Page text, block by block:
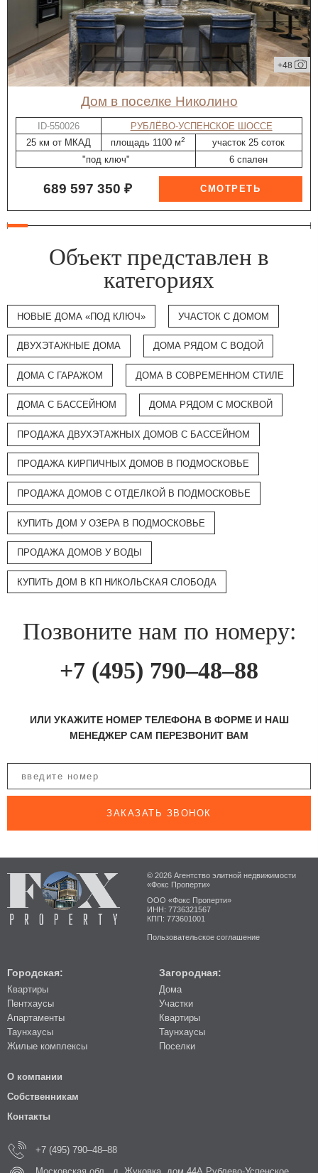
+48
дом в поселке Николино
ID-550026
РУБЛЁВО-УСПЕНСКОЕ ШОССЕ
25 км от МКАД
площадь 1100 м2
участок 25 соток
"под ключ"
6 спален
689 597 350 ₽
Объект представлен в
категориях
НОВЫЕ ДОМА «ПОД КЛЮЧ» УЧАСТОК С ДОМОМ
ДВУХЭТАЖНЫЕ ДОМА ДОМА РЯДОМ С ВОДОЙ
ДОМА С ГАРАЖОМ ДОМА В СОВРЕМЕННОМ СТИЛЕ
ДОМА С БАССЕЙНОМ ДОМА РЯДОМ С МОСКВОЙ
ПРОДАЖА ДВУХЭТАЖНЫХ ДОМОВ С БАССЕЙНОМ
ПРОДАЖА КИРПИЧНЫХ ДОМОВ В ПОДМОСКОВЬЕ
ПРОДАЖА ДОМОВ С ОТДЕЛКОЙ В ПОДМОСКОВЬЕ
КУПИТЬ ДОМ У ОЗЕРА В ПОДМОСКОВЬЕ
ПРОДАЖА ДОМОВ У ВОДЫ
КУПИТЬ ДОМ В КП НИКОЛЬСКАЯ СЛОБОДА
Позвоните нам по номеру:
+7 (495) 790–48–88
ИЛИ УКАЖИТЕ НОМЕР ТЕЛЕФОНА В ФОРМЕ И НАШ
МЕНЕДЖЕР САМ ПЕРЕЗВОНИТ ВАМ
ЗАКАЗАТЬ ЗВОНОК
© 2026 Агентство элитной недвижимости
«Фокс Проперти»
ООО «Фокс Проперти»
ИНН: 7736321567
КПП: 773601001
Пользовательское соглашение
Городская:
Квартиры
Пентхаусы
Апартаменты
Таунхаусы
Жилые комплексы
Загородная:
Дома
Участки
Квартиры
Таунхаусы
Поселки
О компании
Собственникам
Контакты
+7 (495) 790–48–88